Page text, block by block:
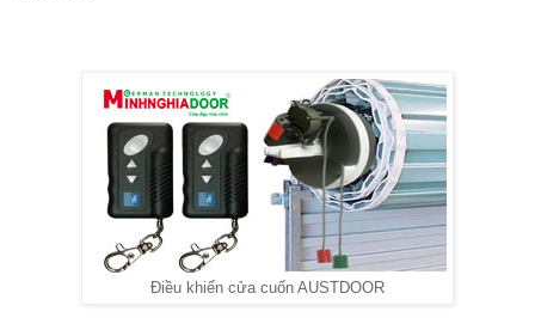
Điều khiển cửa cuốn AUSTDOOR